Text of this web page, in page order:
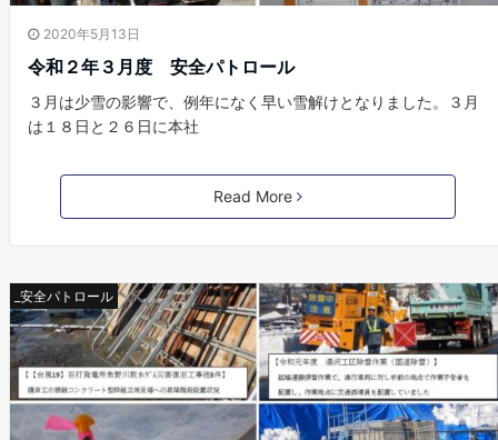
2020年5月13日
令和２年３月度 安全パトロール
３月は少雪の影響で、例年になく早い雪解けとなりました。３月
は１８日と２６日に本社
Read More
_安全パトロール